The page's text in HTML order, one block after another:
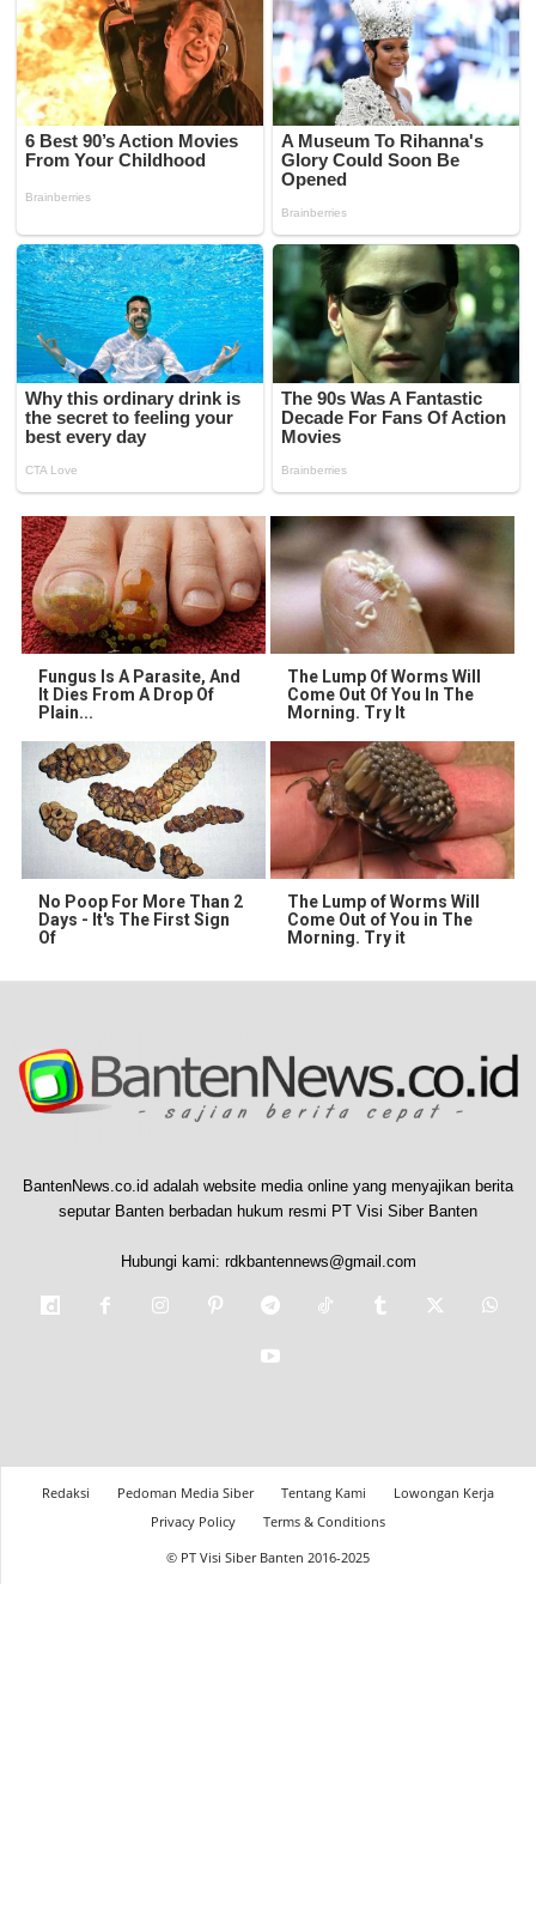
Fungus Is A Parasite, And
It Dies From A Drop Of
Plain...
The Lump Of Worms Will
Come Out Of You In The
Morning. Try It
No Poop For More Than 2
Days - It's The First Sign
Of
The Lump of Worms Will
Come Out of You in The
Morning. Try it
BantenNews.co.id adalah website media online yang menyajikan berita
seputar Banten berbadan hukum resmi PT Visi Siber Banten
Hubungi kami: rdkbantennews@gmail.com
Redaksi Pedoman Media Siber Tentang Kami
Lowongan Kerja
Privacy Policy
Terms & Conditions
© PT Visi Siber Banten 2016-2025